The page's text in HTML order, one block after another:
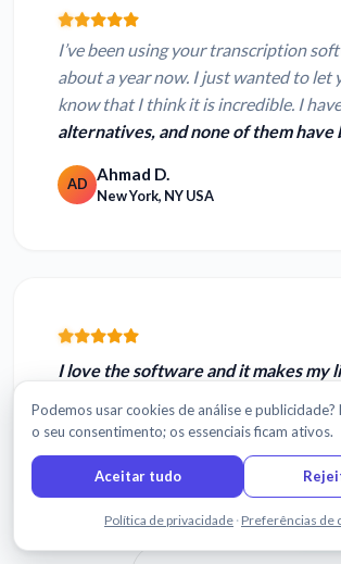
I’ve been using your transcription
about a year now. I just wanted to let
know that I think it is incredible. I
alternatives, and none of them have
AD Ahmad D.
New York, NY USA
I love the software and itmakes my
Sergio A.
Querataro City, Mexico
Podemos usar cookies de análise e publicidade?
o seu consentimento; os essenciais ficam ativos.
Aceitar tudo
Política de privacidade · Preferências de